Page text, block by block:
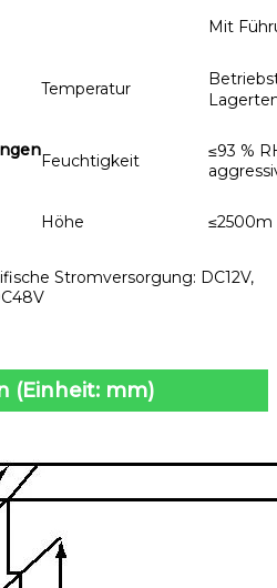
Mit
Temperatur
Feuchtigkeit
≤93 %
Höhe ≤2500m
Stromversorgung: DC12V,
(Einheit: mm)